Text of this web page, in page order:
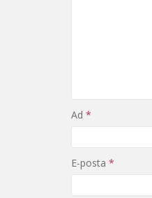
Ad *
E-posta *